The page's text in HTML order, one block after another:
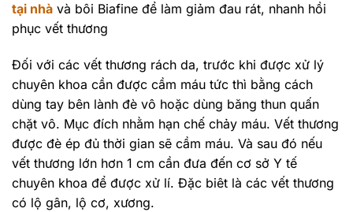
tại nhà và bôi Biafine để làm giảm đau rát, nhanh hồi
phục vết thương
Đối với các vết thương rách da, trước khi được xử lý
chuyên khoa cần được cầm máu tức thì bằng cách
dùng tay bên lành đè vô hoặc dùng băng thun quấn
chặt vô. Mục đích nhằm hạn chế chảy máu. Vết thương
được đè ép đủ thời gian sẽ cầm máu. Và sau đó nếu
vết thương lớn hơn 1 cm cần đưa đến cơ sở Y tế
chuyên khoa để được xử lí. Đặc biêt là các vết thương
có lộ gân, lộ cơ, xương.